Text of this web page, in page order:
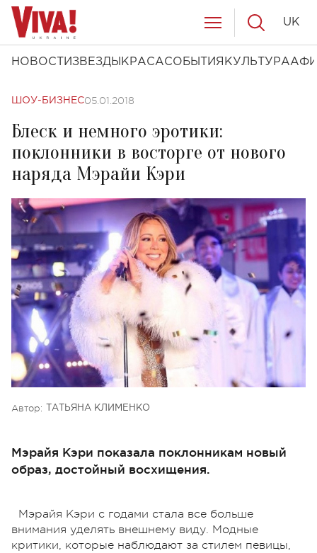
НОВОСТИ ЗВЕЗДЫ КРАСАСОБЫТИЯ КУЛЬТУРА
UK
ШОУ-БИЗНЕС05.01.2018
Блеск и немного эротики:
поклонники в восторге от нового
наряда Мэрайи Кэри
Автор: ТАТЬЯНА КЛИМЕНКО
Мэрайя Кэри показала поклонникам новый
образ, достойный восхищения.
Мэрайя Кэри с годами стала все больше
внимания уделять внешнему виду. Модные
критики, которые наблюдают за стилем певицы,